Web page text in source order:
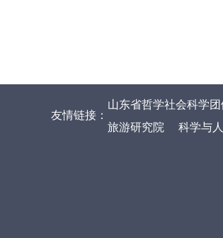
友情链接：
山东省哲学社会科学
旅游研究院
科学与